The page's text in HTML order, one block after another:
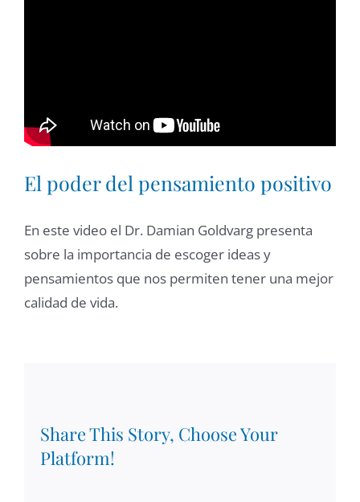
El poder del pensamiento positivo
En este video el Dr. Damian Goldvarg presenta
sobre la importancia de escoger ideas y
pensamientos que nos permiten tener una mejor
calidad de vida.
Share This Story, Choose Your
Platform!